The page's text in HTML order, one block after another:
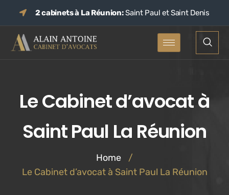
2 cabinets à La Réunion:Saint Paul et Saint Denis
Le Cabinet d’avocat à
Saint Paul La Réunion
Home
/
Le Cabinet d’avocat à Saint Paul La Réunion